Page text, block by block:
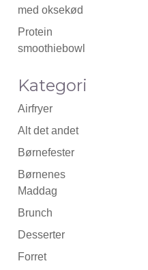
med oksekød
Protein
smoothiebowl
Kategori
Airfryer
Alt det andet
Børnefester
Børnenes
Maddag
Brunch
Desserter
Forret